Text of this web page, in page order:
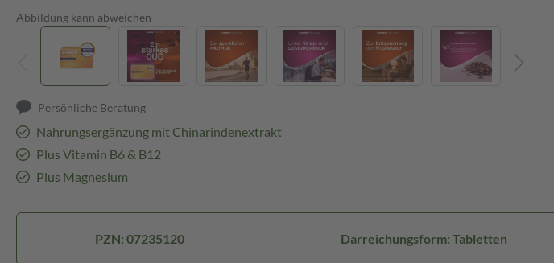
Abbildung kann abweichen
Persönliche Beratung
Nahrungsergänzung mit Chinarindenextrakt
Plus Vitamin B6 & B12
Plus Magnesium
PZN: 07235120 Darreichungsform: Tabletten